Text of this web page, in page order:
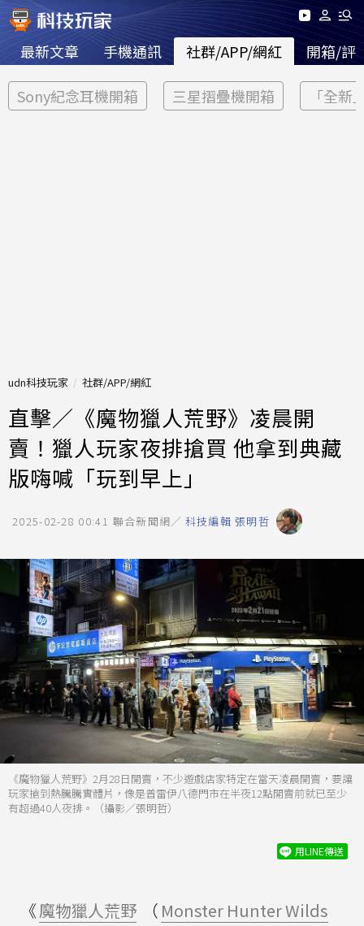
最新文章 手機通訊 社群/APP/網紅 開箱/評
Sony紀念耳機開箱 三星摺疊機開箱 「全新
udn科技玩家 社群/APP/網紅
直擊／《魔物獵人荒野》凌晨開
賣！獵人玩家夜排搶買 他拿到典藏
版嗨喊「玩到早上」
2025-02-28 00:41 聯合新聞網／ 科技編輯 張明哲
《魔物獵人荒野》2月28日開賣，不少遊戲店家特定在當天凌晨開賣，要讓
玩家搶到熱騰騰實體片，像是普雷伊八德門市在半夜12點開賣前就已至少
有超過40人夜排。（攝影／張明哲）
用LINE傳送
《魔物獵人荒野 （ Monster Hunter Wilds